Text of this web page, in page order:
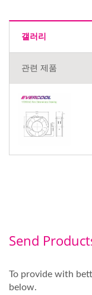
갤러리
관련 제품